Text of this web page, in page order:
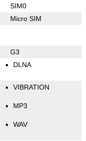
SIM0
Micro SIM
G3
DLNA
VIBRATION
MP3
WAV